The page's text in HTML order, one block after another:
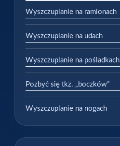
Wyszczuplanie na ramionach
Wyszczuplanie na udach
Wyszczuplanie na pośladkach
Pozbyć się tkz. „boczków”
Wyszczuplanie na nogach